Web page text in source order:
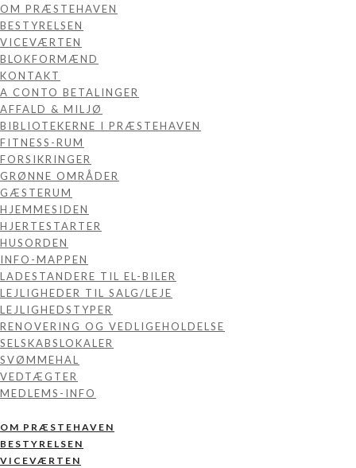
OM PRÆSTEHAVEN
BESTYRELSEN
VICEVÆRTEN
BLOKFORMÆND
KONTAKT
A CONTO BETALINGER
AFFALD & MILJØ
BIBLIOTEKERNE I PRÆSTEHAVEN
FITNESS-RUM
FORSIKRINGER
GRØNNE OMRÅDER
GÆSTERUM
HJEMMESIDEN
HJERTESTARTER
HUSORDEN
INFO-MAPPEN
LADESTANDERE TIL EL-BILER
LEJLIGHEDER TIL SALG/LEJE
LEJLIGHEDSTYPER
RENOVERING OG VEDLIGEHOLDELSE
SELSKABSLOKALER
SVØMMEHAL
VEDTÆGTER
MEDLEMS-INFO
OM PRÆSTEHAVEN
BESTYRELSEN
VICEVÆRTEN